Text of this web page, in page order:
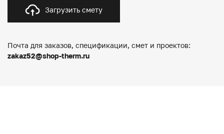
Загрузить смету
Почта для заказов, спецификации, смет и проектов:
zakaz52@shop-therm.ru